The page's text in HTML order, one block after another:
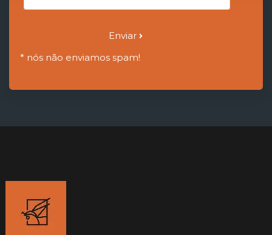
Enviar
* nós não enviamos spam!